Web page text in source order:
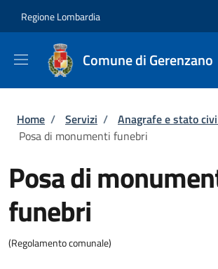
Regione Lombardia
Comune di Gerenzano
Briciole di pane
Home / Servizi / Anagrafe e stato
Posa di monumenti funebri
Posa di
funebri
(Regolamento comunale)